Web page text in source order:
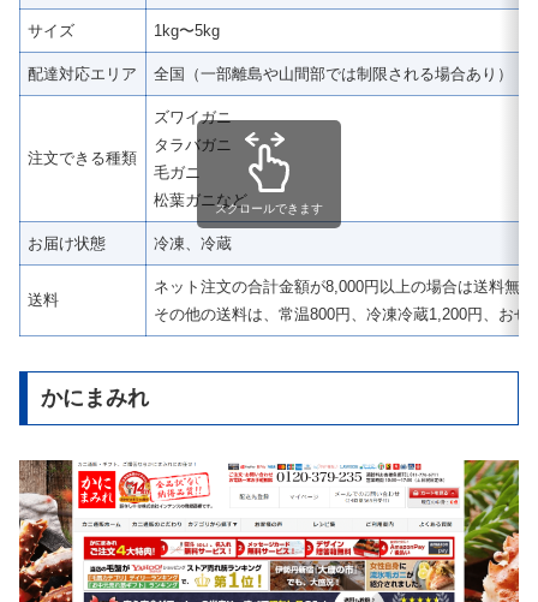
サイズ 1kg〜5kg
配達対応エリア 全国（一部離島や山間部では制限される場合あり）
注文できる種類
ズワイガニ
タラバガニ
毛ガニ
松葉ガニなど
お届け状態 冷凍、冷蔵
送料
ネット注文の合計金額が8,000円以上の場合は送料無料
その他の送料は、常温800円、冷凍冷蔵1,200円、おせ
スクロールできます
かにまみれ